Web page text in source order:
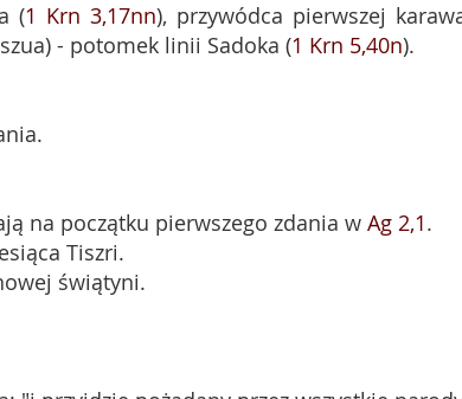
(1 Krn 3,17nn), przywódca pierwszej
- potomek linii Sadoka (1 Krn 5,40n).
na początku pierwszego zdania w Ag 2,1.
Tiszri.
świątyni.